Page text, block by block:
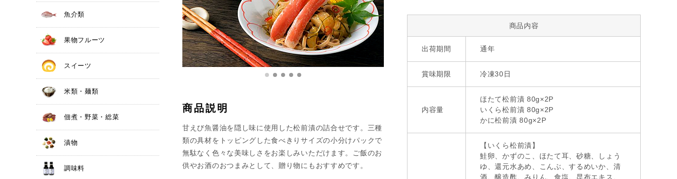
魚介類
果物フルーツ
スイーツ
米類・麺類
佃煮・野菜・総菜
漬物
調味料
商品説明
甘えび魚醤油を隠し味に使用した松前漬の詰合せです。三種
類の具材をトッピングした食べきりサイズの小分けパックで
無駄なく色々な美味しさをお楽しみいただけます。ご飯のお
供やお酒のおつまみとして、贈り物にもおすすめです。
商品内容
出荷期間 通年
賞味期限 冷凍30日
内容量
ほたて松前漬 80g×2P
いくら松前漬 80g×2P
かに松前漬 80g×2P
【いくら松前漬】
鮭卵、かずのこ、ほたて耳、砂糖、しょう
ゆ、還元水あめ、こんぶ、するめいか、清
酒、醸造酢、みりん、食塩、昆布エキス、